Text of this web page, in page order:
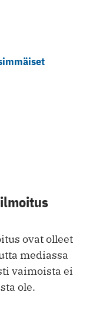
ovat olleet
mediassa
vaimoista ei
ole.